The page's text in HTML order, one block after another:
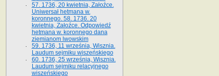
57. 1736, 20 kwietnia, Załoźce.
Uniwersał hetmana w.
koronnego. 58. 1736. 20
kwietnia, Załoźce. Odpowiedź
hetmana w. koronnego dana
ziemianom lwowskim
59. 1736, 11 września, Wisznia.
Laudum sejmiku wiszeńskiego
60. 1736, 25 września, Wisznia.
Laudum sejmiku relacyjnego
wiszeńskiego